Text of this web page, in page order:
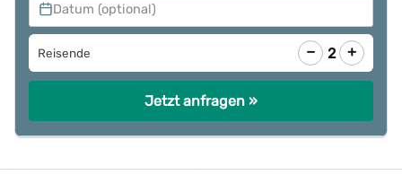
Datum (optional)
Reisende − 2 +
Jetzt anfragen »